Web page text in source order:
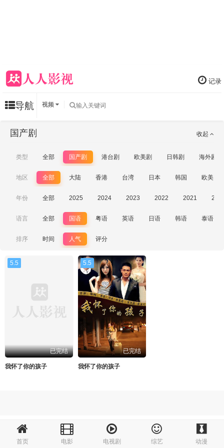
记录
导航 视频
首页 电影 电视剧 综艺 动漫
收起
国产剧
类型 全部 国产剧 港台剧 欧美剧 日韩剧 海外剧
地区 全部 大陆 香港 台湾 日本 韩国 欧美
年份 全部 2025 2024 2023 2022 2021
语言 全部 国语 粤语 英语 日语 韩语 泰语
排序 时间 人气 评分
5.5
已完结
我怀了你的孩子
5.5
已完结
我怀了你的孩子